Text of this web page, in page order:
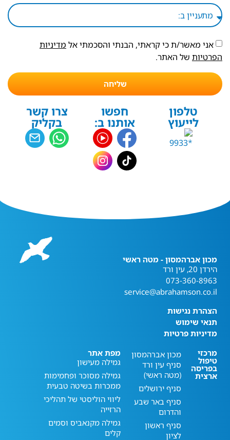
אני מאשר/ת כי קראתי, הבנתי והסכמתי אל מדיניות
הפרטיות של האתר.
שליחה
טלפון
לייעוץ
חפשו
אותנו ב:
צרו קשר
בקליק
מכון אברהמסון - מטה ראשי
הירדן 20, עין ורד
073-360-8963
service@abrahamson.co.il
הצהרת נגישות
תנאי שימוש
מדיניות פרטיות
מרכזי
טיפול
בפריסה
ארצית
מכון אברהמסון
סניף עין ורד
(מטה ראשי)
סניף ירושלים
סניף באר שבע
והדרום
סניף ראשון
לציון
מפת אתר
גמילה מעישון
גמילה מסוכר ופחמימות
ממכרות בשיטה טבעית
ליווי הוליסטי של תהליכי
הרזייה
גמילה מקנאביס וסמים
קלים